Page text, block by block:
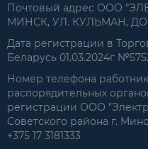
Почтовый адрес ООО
МИНСК, УЛ. КУЛЬМАН,
Дата регистрации в
Беларусь 01.03.2024г
Номер телефона
распорядительных
регистрации ООО
Советского района г.
+375 17 3181333